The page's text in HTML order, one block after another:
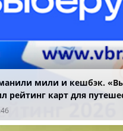
манили мили и кешбэк.
рейтинг карт для